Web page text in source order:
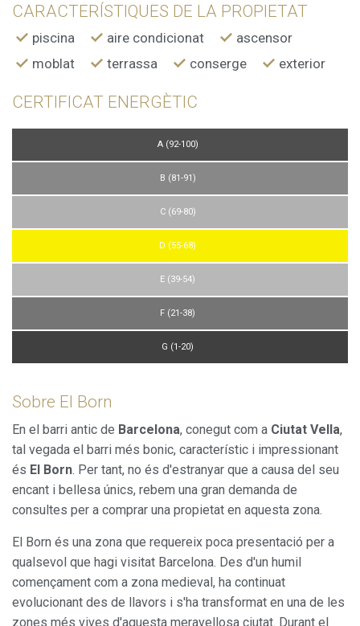
CARACTERÍSTIQUES DE LA PROPIETAT
piscina aire condicionat
ascensor
moblat
terrassa conserge exterior
CERTIFICAT ENERGÈTIC
A (92-100)
B (81-91)
C (69-80)
D (55-68)
E (39-54)
F (21-38)
G (1-20)
Sobre El Born
En el barri antic de Barcelona, conegut com a Ciutat Vella,
tal vegada el barri més bonic, característic i impressionant
és El Born. Per tant, no és d'estranyar que a causa del seu
encant i bellesa únics, rebem una gran demanda de
consultes per a comprar una propietat en aquesta zona.
El Born és una zona que requereix poca presentació per a
qualsevol que hagi visitat Barcelona. Des d'un humil
començament com a zona medieval, ha continuat
evolucionant des de llavors i s'ha transformat en una de les
zones més vives d'aquesta meravellosa ciutat. Durant el